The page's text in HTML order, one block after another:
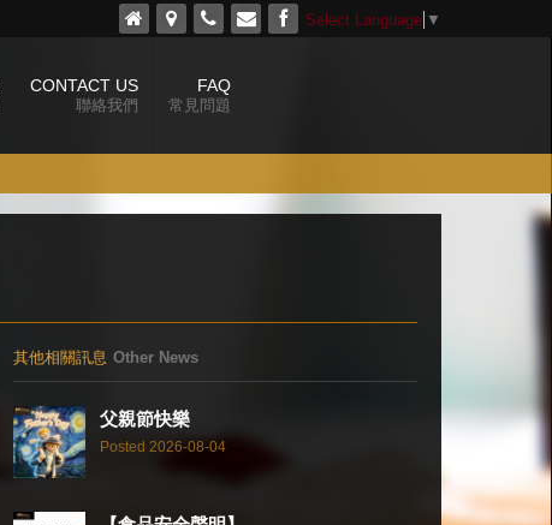
Select Language ▼
CONTACT US
聯絡我們
FAQ
常見問題
其他相關訊息 Other News
父親節快樂
Posted 2026-08-04